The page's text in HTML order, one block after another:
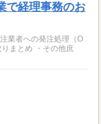
経理事務のお
業者への発注処理（O
まとめ ・その他庶